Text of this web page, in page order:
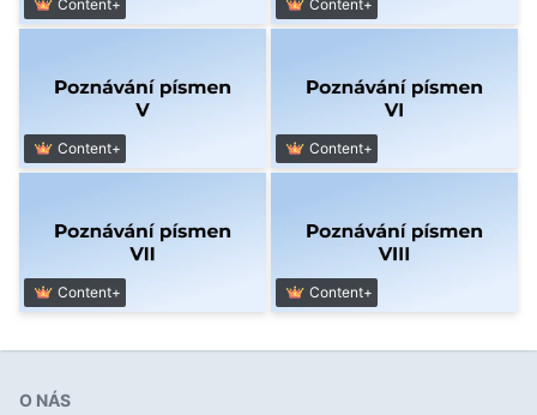
Content+ Content+
Content+ Content+
Content+ Content+
O NÁS